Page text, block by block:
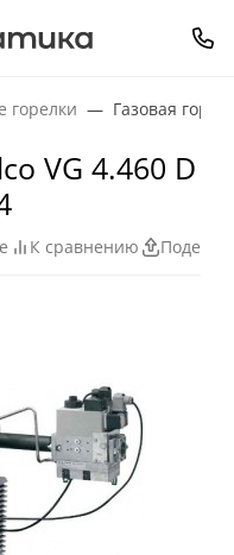
горелки Газовая
VG 4.460 D
К сравнению